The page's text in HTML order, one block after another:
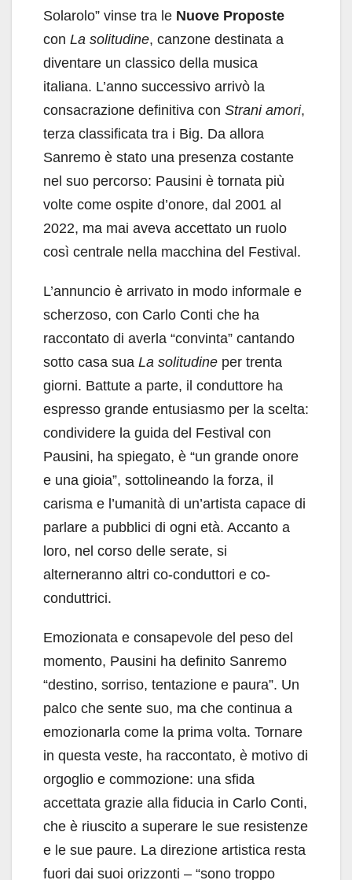
Solarolo” vinse tra le Nuove Proposte
con La solitudine, canzone destinata a
diventare un classico della musica
italiana. L’anno successivo arrivò la
consacrazione definitiva con Strani amori,
terza classificata tra i Big. Da allora
Sanremo è stato una presenza costante
nel suo percorso: Pausini è tornata più
volte come ospite d’onore, dal 2001 al
2022, ma mai aveva accettato un ruolo
così centrale nella macchina del Festival.
L’annuncio è arrivato in modo informale e
scherzoso, con Carlo Conti che ha
raccontato di averla “convinta” cantando
sotto casa sua La solitudine per trenta
giorni. Battute a parte, il conduttore ha
espresso grande entusiasmo per la scelta:
condividere la guida del Festival con
Pausini, ha spiegato, è “un grande onore
e una gioia”, sottolineando la forza, il
carisma e l’umanità di un’artista capace di
parlare a pubblici di ogni età. Accanto a
loro, nel corso delle serate, si
alterneranno altri co-conduttori e co-
conduttrici.
Emozionata e consapevole del peso del
momento, Pausini ha definito Sanremo
“destino, sorriso, tentazione e paura”. Un
palco che sente suo, ma che continua a
emozionarla come la prima volta. Tornare
in questa veste, ha raccontato, è motivo di
orgoglio e commozione: una sfida
accettata grazie alla fiducia in Carlo Conti,
che è riuscito a superare le sue resistenze
e le sue paure. La direzione artistica resta
fuori dai suoi orizzonti – “sono troppo